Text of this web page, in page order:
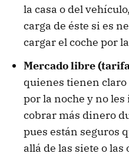
la casa o del
carga de éste si es
cargar el coche por
Mercado libre
quienes tienen claro
por la noche y no
cobrar más dinero
pues están seguros
allá de las siete o las